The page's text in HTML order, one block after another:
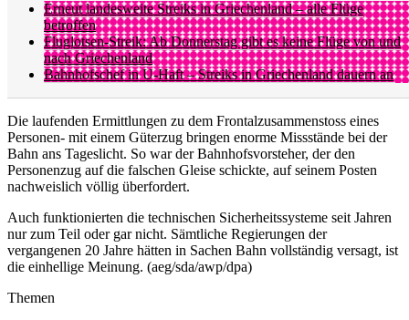
Erneut landesweite Streiks in Griechenland – alle Flüge
betroffen
Fluglotsen-Streik: Ab Donnerstag gibt es keine Flüge von und
nach Griechenland
Bahnhofschef in U-Haft – Streiks in Griechenland dauern an
Die laufenden Ermittlungen zu dem Frontalzusammenstoss eines
Personen- mit einem Güterzug bringen enorme Missstände bei der
Bahn ans Tageslicht. So war der Bahnhofsvorsteher, der den
Personenzug auf die falschen Gleise schickte, auf seinem Posten
nachweislich völlig überfordert.
Auch funktionierten die technischen Sicherheitssysteme seit Jahren
nur zum Teil oder gar nicht. Sämtliche Regierungen der
vergangenen 20 Jahre hätten in Sachen Bahn vollständig versagt, ist
die einhellige Meinung. (aeg/sda/awp/dpa)
Themen